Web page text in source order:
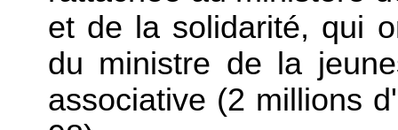
et de la solidarité, qui
du ministre de la
associative (2 millions